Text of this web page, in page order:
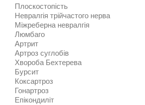
Плоскостопість
Невралгія трійчастого нерва
Міжреберна невралгія
Люмбаго
Артрит
Артроз суглобів
Хвороба Бехтерева
Бурсит
Коксартроз
Гонартроз
Епікондиліт